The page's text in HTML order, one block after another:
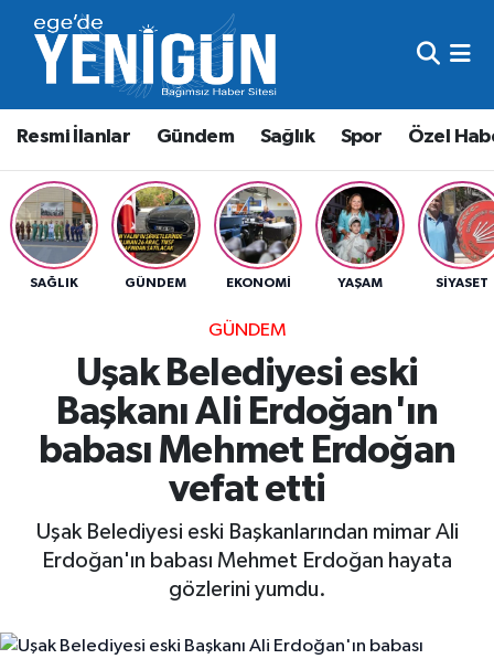
Resmi İlanlar Gündem Sağlık Spor Özel
SAĞLIK GÜNDEM EKONOMI YAŞAM SIYASET
GÜNDEM
Uşak Belediyesi eski
Başkanı Ali Erdoğan'ın
babası Mehmet Erdoğan
vefat etti
Uşak Belediyesi eski Başkanlarından mimar Ali
Erdoğan'ın babası Mehmet Erdoğan hayata
gözlerini yumdu.
Resmi İlanlar
Gündem
Sağlık
Spor
Beyoğlu Nöbetçi Eczaneler
Beyoğlu Hava Durumu
Beyoğlu Trafik Yoğunluk Haritası
Süper Lig Puan Durumu ve Fikstür
Son Dakika Haberleri
Haber Arşivi